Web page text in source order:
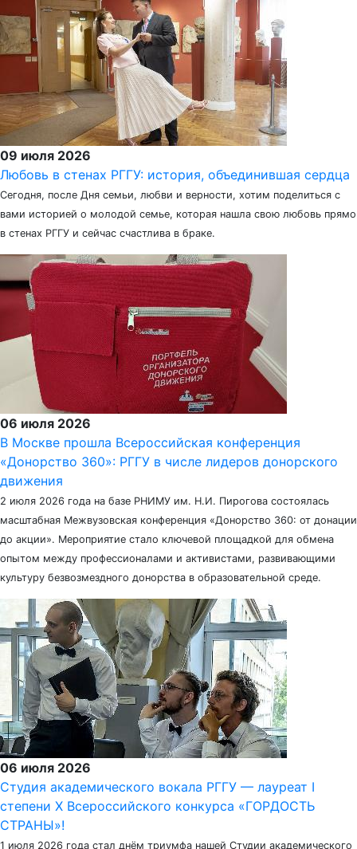
09 июля 2026
Любовь в стенах РГГУ: история, объединившая сердца
Сегодня, после Дня семьи, любви и верности, хотим поделиться с
вами историей о молодой семье, которая нашла свою любовь прямо
в стенах РГГУ и сейчас счастлива в браке.
06 июля 2026
В Москве прошла Всероссийская конференция
«Донорство 360»: РГГУ в числе лидеров донорского
движения
2 июля 2026 года на базе РНИМУ им. Н.И. Пирогова состоялась
масштабная Межвузовская конференция «Донорство 360: от донации
до акции». Мероприятие стало ключевой площадкой для обмена
опытом между профессионалами и активистами, развивающими
культуру безвозмездного донорства в образовательной среде.
06 июля 2026
Студия академического вокала РГГУ — лауреат I
степени X Всероссийского конкурса «ГОРДОСТЬ
СТРАНЫ»!
1 июля 2026 года стал днём триумфа нашей Студии академического